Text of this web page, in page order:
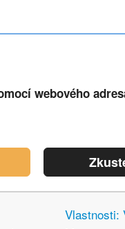
webového
Vlastnosti: